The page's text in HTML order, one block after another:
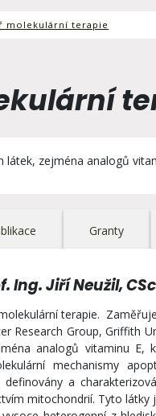
molekulární terapie
zejména analogů
Granty
Jiří Neužil,
terapie.
Research Group, Griffith
analogů vitaminu
mechanismy
a
mitochondrií. Tyto